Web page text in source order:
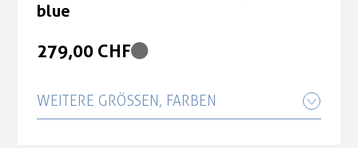
blue
279,00 CHF
WEITERE GRÖSSEN, FARBEN